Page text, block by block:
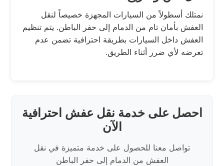
نمتلك أسطولاً من السيارات المجهزة خصيصاً لنقل
العفش بأمان تام من الدمام إلى حفر الباطن. يتم تنظيم
العفش داخل السيارات بطريقة احترافية تضمن عدم
تعرضه لأي ضرر أثناء الطريق.
احصل على خدمة نقل عفش احترافية
الآن
تواصل معنا للحصول على خدمة متميزة في نقل
العفش من الدمام إلى حفر الباطن